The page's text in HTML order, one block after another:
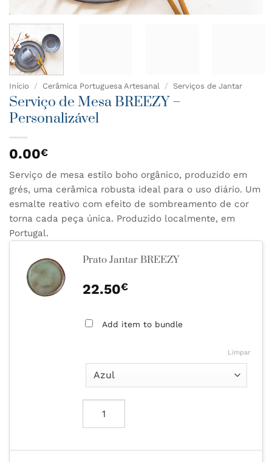
Início / Cerâmica Portuguesa Artesanal / Serviços de Jantar
Serviço de Mesa BREEZY –
Personalizável
0.00€
Serviço de mesa estilo boho orgânico, produzido em
grés, uma cerâmica robusta ideal para o uso diário. Um
esmalte reativo com efeito de sombreamento de cor
torna cada peça única. Produzido localmente, em
Portugal.
Prato Jantar BREEZY
22.50€
Add item to bundle
Limpar